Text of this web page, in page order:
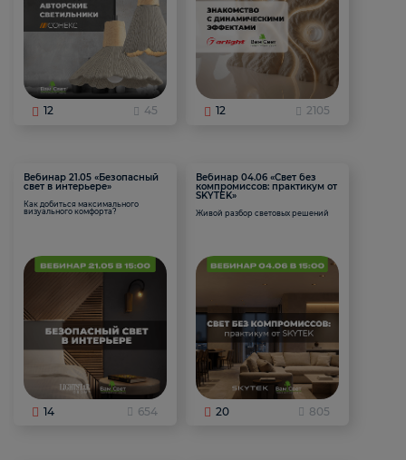
12 45 12 2105
Вебинар 21.05 «Безопасный
свет в интерьере»
Как добиться максимального
визуального комфорта?
14 654
Вебинар 04.06 «Свет без
компромиссов: практикум от
SKYTEK»
Живой разбор световых решений
20 805